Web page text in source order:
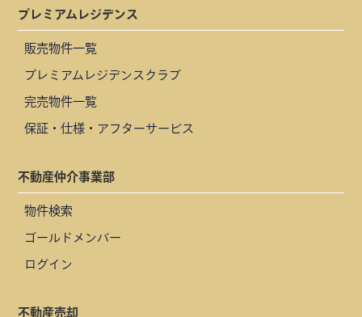
プレミアムレジデンス
販売物件一覧
プレミアムレジデンスクラブ
完売物件一覧
保証・仕様・アフターサービス
不動産仲介事業部
物件検索
ゴールドメンバー
ログイン
不動産売却